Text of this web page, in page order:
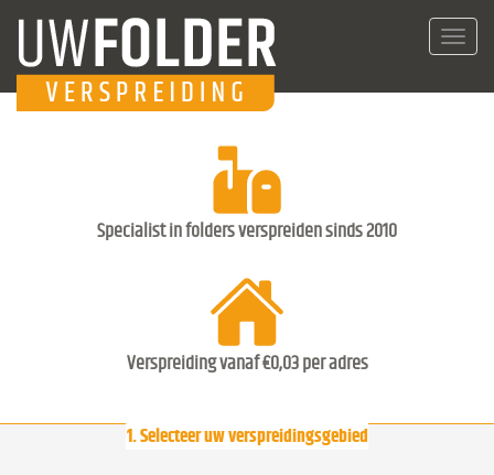
Specialist in folders verspreiden sinds 2010
Verspreiding vanaf €0,03 per adres
1. Selecteer uw verspreidingsgebied